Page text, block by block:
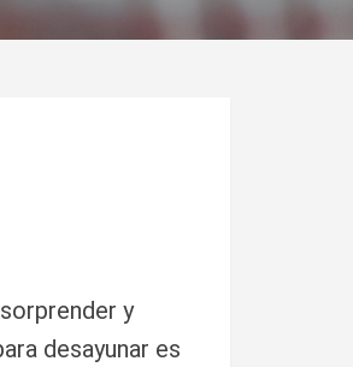
y
desayunar es